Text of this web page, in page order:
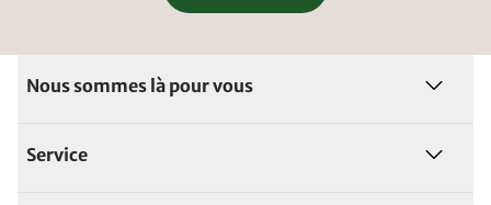
Nous sommes là pour vous
Service